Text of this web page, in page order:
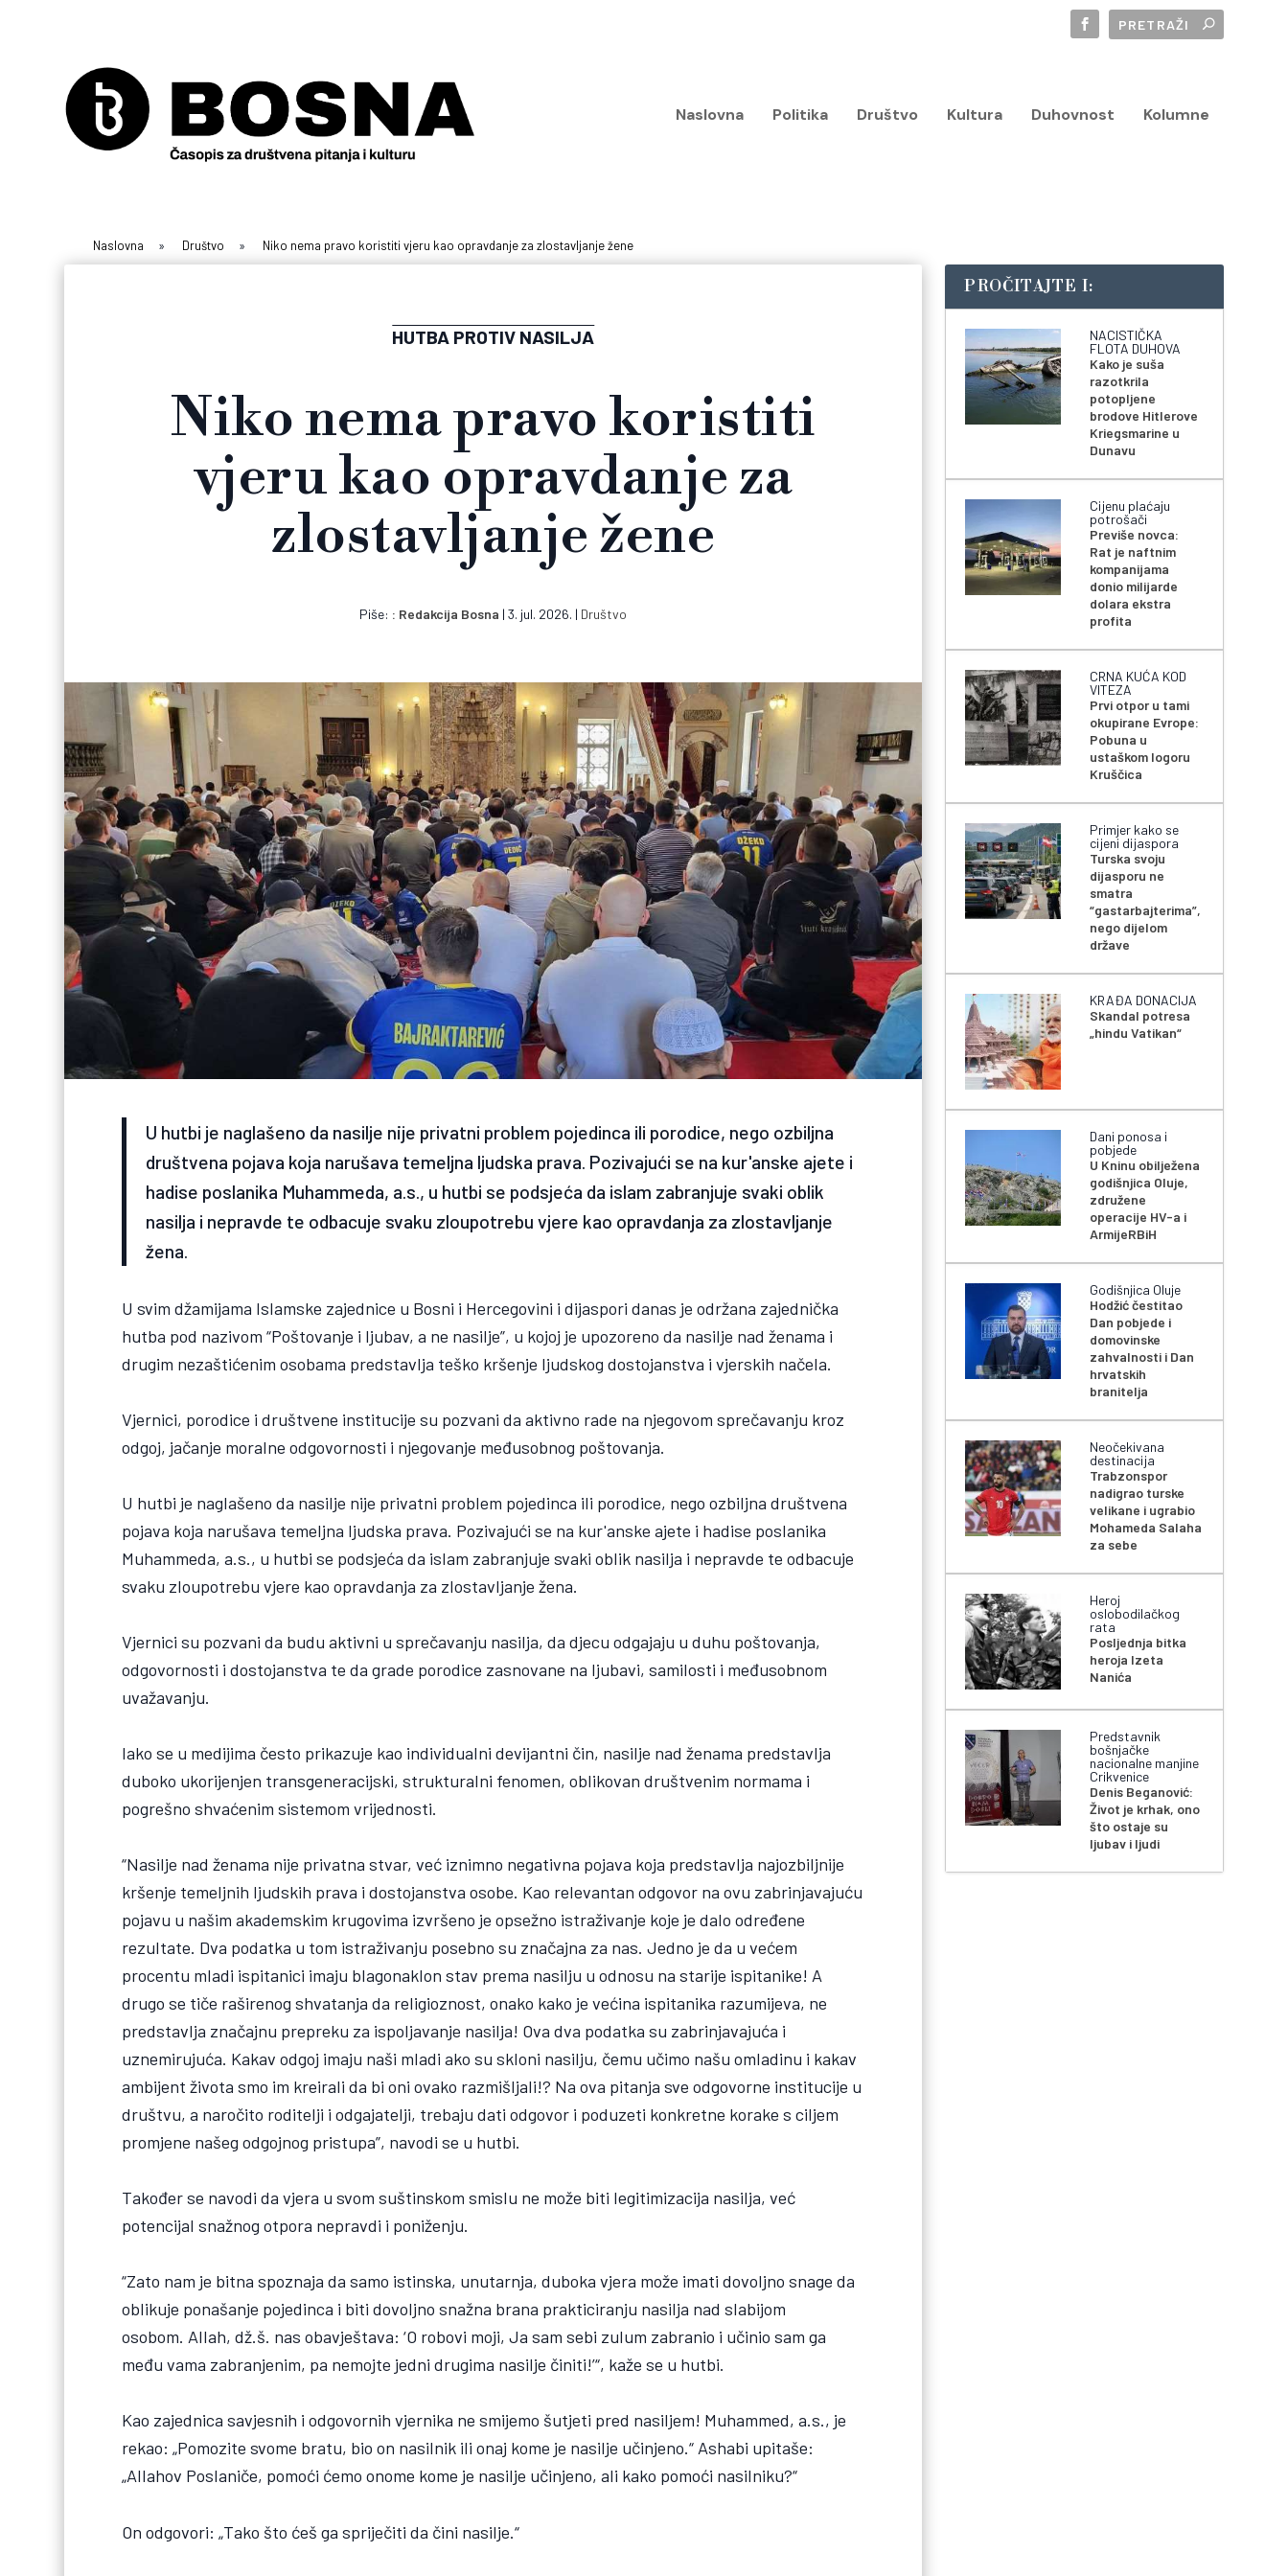
Naslovna Politika Društvo Kultura Duhovnost Kolumne
Naslovna » Društvo » Niko nema pravo koristiti vjeru kao opravdanje za zlostavljanje žene
HUTBA PROTIV NASILJA
Niko nema pravo koristiti
vjeru kao opravdanje za
zlostavljanje žene
Piše: Redakcija Bosna |3. jul. 2026. | Društvo
U hutbi je naglašeno da nasilje nije privatni problem pojedinca ili porodice, nego ozbiljna
društvena pojava koja narušava temeljna ljudska prava. Pozivajući se na kur'anske ajete i
hadise poslanika Muhammeda, a.s., u hutbi se podsjeća da islam zabranjuje svaki oblik
nasilja i nepravde te odbacuje svaku zloupotrebu vjere kao opravdanja za zlostavljanje
žena.
U svim džamijama Islamske zajednice u Bosni i Hercegovini i dijaspori danas je održana zajednička
hutba pod nazivom “Poštovanje i ljubav, a ne nasilje”, u kojoj je upozoreno da nasilje nad ženama i
drugim nezaštićenim osobama predstavlja teško kršenje ljudskog dostojanstva i vjerskih načela.
Vjernici, porodice i društvene institucije su pozvani da aktivno rade na njegovom sprečavanju kroz
odgoj, jačanje moralne odgovornosti i njegovanje međusobnog poštovanja.
U hutbi je naglašeno da nasilje nije privatni problem pojedinca ili porodice, nego ozbiljna društvena
pojava koja narušava temeljna ljudska prava. Pozivajući se na kur'anske ajete i hadise poslanika
Muhammeda, a.s., u hutbi se podsjeća da islam zabranjuje svaki oblik nasilja i nepravde te odbacuje
svaku zloupotrebu vjere kao opravdanja za zlostavljanje žena.
Vjernici su pozvani da budu aktivni u sprečavanju nasilja, da djecu odgajaju u duhu poštovanja,
odgovornosti i dostojanstva te da grade porodice zasnovane na ljubavi, samilosti i međusobnom
uvažavanju.
Iako se u medijima često prikazuje kao individualni devijantni čin, nasilje nad ženama predstavlja
duboko ukorijenjen transgeneracijski, strukturalni fenomen, oblikovan društvenim normama i
pogrešno shvaćenim sistemom vrijednosti.
“Nasilje nad ženama nije privatna stvar, već iznimno negativna pojava koja predstavlja najozbiljnije
kršenje temeljnih ljudskih prava i dostojanstva osobe. Kao relevantan odgovor na ovu zabrinjavajuću
pojavu u našim akademskim krugovima izvršeno je opsežno istraživanje koje je dalo određene
rezultate. Dva podatka u tom istraživanju posebno su značajna za nas. Jedno je da u većem
procentu mladi ispitanici imaju blagonaklon stav prema nasilju u odnosu na starije ispitanike! A
drugo se tiče raširenog shvatanja da religioznost, onako kako je većina ispitanika razumijeva, ne
predstavlja značajnu prepreku za ispoljavanje nasilja! Ova dva podatka su zabrinjavajuća i
uznemirujuća. Kakav odgoj imaju naši mladi ako su skloni nasilju, čemu učimo našu omladinu i kakav
ambijent života smo im kreirali da bi oni ovako razmišljali!? Na ova pitanja sve odgovorne institucije u
društvu, a naročito roditelji i odgajatelji, trebaju dati odgovor i poduzeti konkretne korake s ciljem
promjene našeg odgojnog pristupa”, navodi se u hutbi.
Također se navodi da vjera u svom suštinskom smislu ne može biti legitimizacija nasilja, već
potencijal snažnog otpora nepravdi i poniženju.
“Zato nam je bitna spoznaja da samo istinska, unutarnja, duboka vjera može imati dovoljno snage da
oblikuje ponašanje pojedinca i biti dovoljno snažna brana prakticiranju nasilja nad slabijom
osobom. Allah, dž.š. nas obavještava: ‘O robovi moji, Ja sam sebi zulum zabranio i učinio sam ga
među vama zabranjenim, pa nemojte jedni drugima nasilje činiti!’“, kaže se u hutbi.
Kao zajednica savjesnih i odgovornih vjernika ne smijemo šutjeti pred nasiljem! Muhammed, a.s., je
rekao: „Pomozite svome bratu, bio on nasilnik ili onaj kome je nasilje učinjeno.“ Ashabi upitaše:
„Allahov Poslaniče, pomoći ćemo onome kome je nasilje učinjeno, ali kako pomoći nasilniku?“
On odgovori: „Tako što ćeš ga spriječiti da čini nasilje.“
PROČITAJTE I:
NACISTIČKA
FLOTA DUHOVA
Kako je suša
razotkrila
potopljene
brodove Hitlerove
Kriegsmarine u
Dunavu
Cijenu plaćaju
potrošači
Previše novca:
Rat je naftnim
kompanijama
donio milijarde
dolara ekstra
profita
CRNA KUĆA KOD
VITEZA
Prvi otpor u tami
okupirane Evrope:
Pobuna u
ustaškom logoru
Kruščica
Primjer kako se
cijeni dijaspora
Turska svoju
dijasporu ne
smatra
“gastarbajterima”,
nego dijelom
države
KRAĐA DONACIJA
Skandal potresa
„hindu Vatikan“
Dani ponosa i
pobjede
U Kninu obilježena
godišnjica Oluje,
združene
operacije HV-a i
ArmijeRBiH
Godišnjica Oluje
Hodžić čestitao
Dan pobjede i
domovinske
zahvalnosti i Dan
hrvatskih
branitelja
Neočekivana
destinacija
Trabzonspor
nadigrao turske
velikane i ugrabio
Mohameda Salaha
za sebe
Heroj
oslobodilačkog
rata
Posljednja bitka
heroja Izeta
Nanića
Predstavnik
bošnjačke
nacionalne manjine
Crikvenice
Denis Beganović:
Život je krhak, ono
što ostaje su
ljubav i ljudi